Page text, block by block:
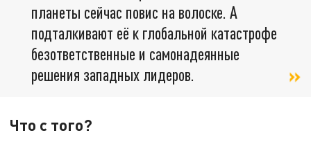
планеты сейчас повис на волоске. А
подталкивают её к глобальной катастрофе
безответственные и самонадеянные
решения западных лидеров.
Что с того?